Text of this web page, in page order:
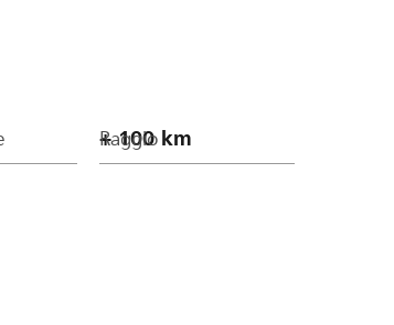
Raggio